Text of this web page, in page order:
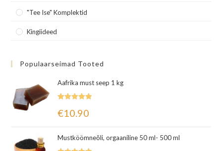
"Tee Ise" Komplektid
Kingiideed
Populaarseimad Tooted
Aafrika must seep 1 kg
5.00/ 5
€10.90
Mustköömneõli, orgaaniline 50 ml- 500 ml